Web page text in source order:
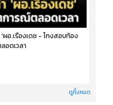
'ผอ.เรืองเดช - โกงสอบท้อง
อดเวลา
ดูทั้งหมด